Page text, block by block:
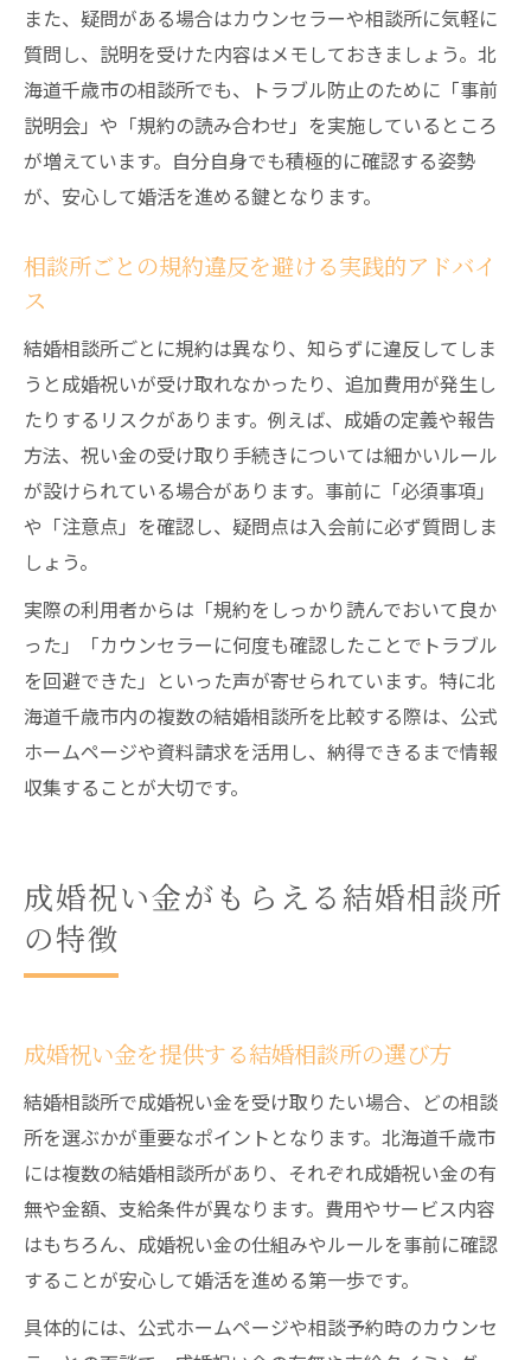
また、疑問がある場合はカウンセラーや相談所に気軽に
質問し、説明を受けた内容はメモしておきましょう。北
海道千歳市の相談所でも、トラブル防止のために「事前
説明会」や「規約の読み合わせ」を実施しているところ
が増えています。自分自身でも積極的に確認する姿勢
が、安心して婚活を進める鍵となります。
相談所ごとの規約違反を避ける実践的アドバイ
ス
結婚相談所ごとに規約は異なり、知らずに違反してしま
うと成婚祝いが受け取れなかったり、追加費用が発生し
たりするリスクがあります。例えば、成婚の定義や報告
方法、祝い金の受け取り手続きについては細かいルール
が設けられている場合があります。事前に「必須事項」
や「注意点」を確認し、疑問点は入会前に必ず質問しま
しょう。
実際の利用者からは「規約をしっかり読んでおいて良か
った」「カウンセラーに何度も確認したことでトラブル
を回避できた」といった声が寄せられています。特に北
海道千歳市内の複数の結婚相談所を比較する際は、公式
ホームページや資料請求を活用し、納得できるまで情報
収集することが大切です。
成婚祝い金がもらえる結婚相談所
の特徴
成婚祝い金を提供する結婚相談所の選び方
結婚相談所で成婚祝い金を受け取りたい場合、どの相談
所を選ぶかが重要なポイントとなります。北海道千歳市
には複数の結婚相談所があり、それぞれ成婚祝い金の有
無や金額、支給条件が異なります。費用やサービス内容
はもちろん、成婚祝い金の仕組みやルールを事前に確認
することが安心して婚活を進める第一歩です。
具体的には、公式ホームページや相談予約時のカウンセ